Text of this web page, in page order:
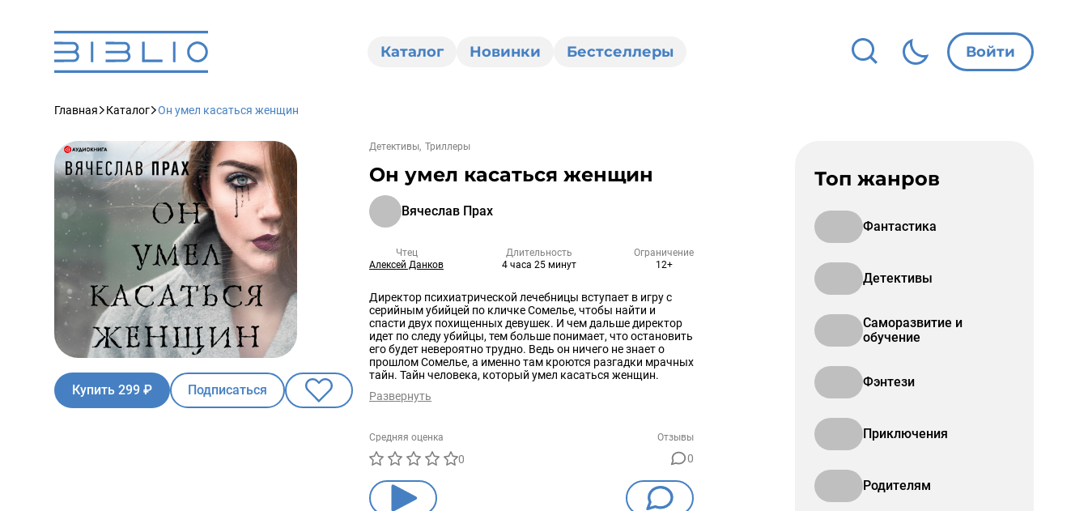
Каталог Новинки Бестселлеры Войти
Главная Каталог Он умел касаться женщин
Купить 299 ₽ Подписаться
Детективы Триллеры
Он умел касаться женщин
Вячеслав Прах
Чтец
Алексей Данков
Длительность
4 часа 25 минут
Ограничение
12+
Директор психиатрической лечебницы вступает в игру с
серийным убийцей по кличке Сомелье, чтобы найти и
спасти двух похищенных девушек. И чем дальше директор
идет по следу убийцы, тем больше понимает, что остановить
его будет невероятно трудно. Ведь он ничего не знает о
прошлом Сомелье, а именно там кроются разгадки мрачных
тайн. Тайн человека, который умел касаться женщин.
Развернуть
Средняя оценка
0
Отзывы
0
Топ жанров
Фантастика
Детективы
Саморазвитие и
обучение
Фэнтези
Приключения
Родителям